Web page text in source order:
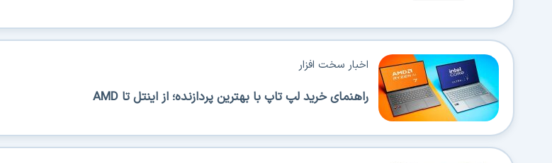
راهنمای خرید لپ تاپ با بهترین پردازنده؛ از اینتل تا AMD
اخبار سخت افزار